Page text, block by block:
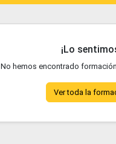
¡Lo
No hemos encontrado
Ver toda la